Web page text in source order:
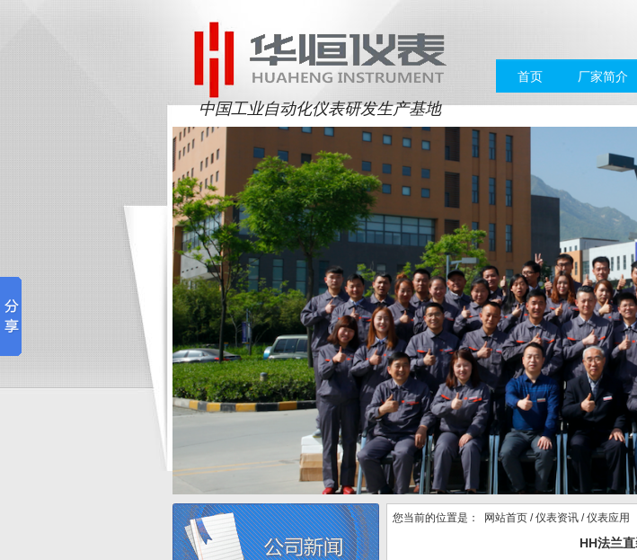
中国工业自动化仪表研发生产基地
首页 厂家简介
您当前的位置是： 网站首页 /仪表资讯 / 仪表应用
HH法兰